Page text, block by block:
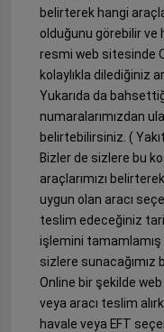
belirterek hangi
olduğunu görebilir ve
resmi web sitesinde
kolaylıkla dilediğiniz
Yukarıda da
numaralarımızdan
belirtebilirsiniz. (
Bizler de sizlere bu
araçlarımızı
uygun olan aracı
teslim edeceğiniz
işlemini
sizlere sunacağımız
Online bir şekilde
veya aracı teslim
havale veya EFT